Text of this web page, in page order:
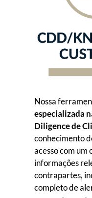
Nossa
especializada
Diligence de
conhecimento
acesso com um
informações
contrapartes,
completo de